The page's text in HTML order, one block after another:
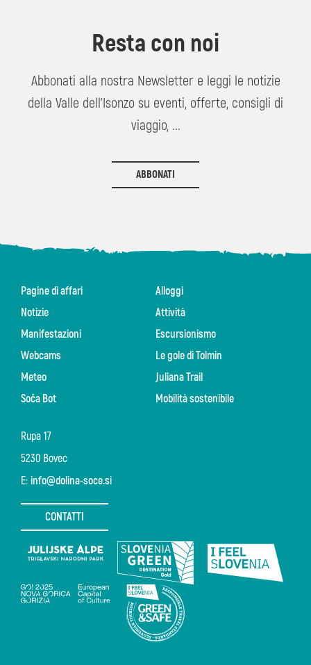
Resta con noi
Abbonati alla nostra Newsletter e leggi le notizie
della Valle dell'Isonzo su eventi, offerte, consigli di
viaggio, ...
ABBONATI
Rupa 17
5230 Bovec
E: info@dolina-soce.si
CONTATTI
Pagine di affari
Notizie
Manifestazioni
Webcams
Meteo
Soča Bot
Alloggi
Attività
Escursionismo
Le gole di Tolmin
Juliana Trail
Mobilità sostenibile